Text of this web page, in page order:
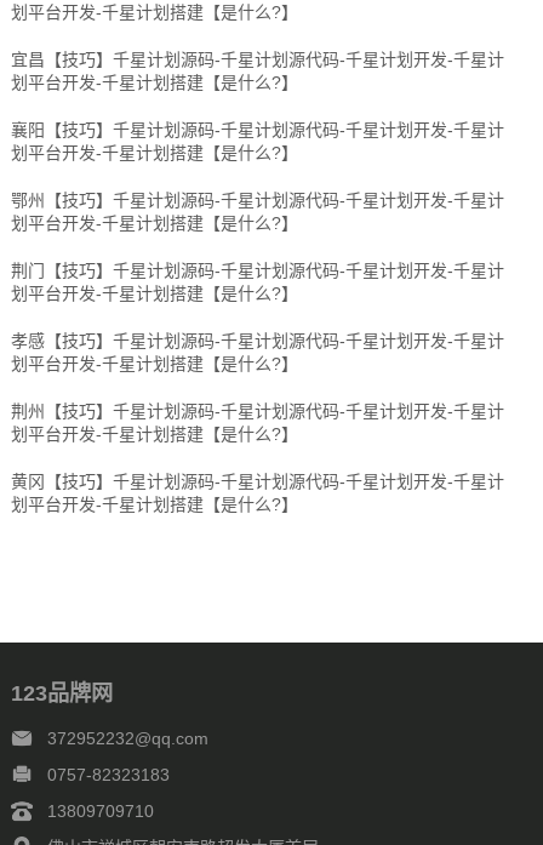
划平台开发-千星计划搭建【是什么?】
宜昌【技巧】千星计划源码-千星计划源代码-千星计划开发-千星计
划平台开发-千星计划搭建【是什么?】
襄阳【技巧】千星计划源码-千星计划源代码-千星计划开发-千星计
划平台开发-千星计划搭建【是什么?】
鄂州【技巧】千星计划源码-千星计划源代码-千星计划开发-千星计
划平台开发-千星计划搭建【是什么?】
荆门【技巧】千星计划源码-千星计划源代码-千星计划开发-千星计
划平台开发-千星计划搭建【是什么?】
孝感【技巧】千星计划源码-千星计划源代码-千星计划开发-千星计
划平台开发-千星计划搭建【是什么?】
荆州【技巧】千星计划源码-千星计划源代码-千星计划开发-千星计
划平台开发-千星计划搭建【是什么?】
黄冈【技巧】千星计划源码-千星计划源代码-千星计划开发-千星计
划平台开发-千星计划搭建【是什么?】
123品牌网
372952232@qq.com
0757-82323183
13809709710